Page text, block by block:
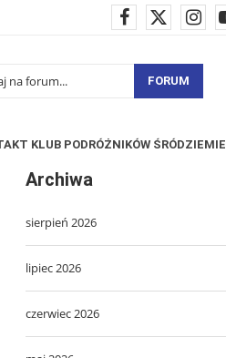
FORUM
KLUB PODRÓŻNIKÓW ŚRÓDZIEMIE
Archiwa
sierpień 2026
lipiec 2026
czerwiec 2026